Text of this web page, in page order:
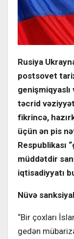
Rusiya
postsovet
təcrid
fikrincə,
üçün ən pis
Respublikası
müddətdir
iqtisadiyyatı
Nüvə
“Bir çoxları
gedən